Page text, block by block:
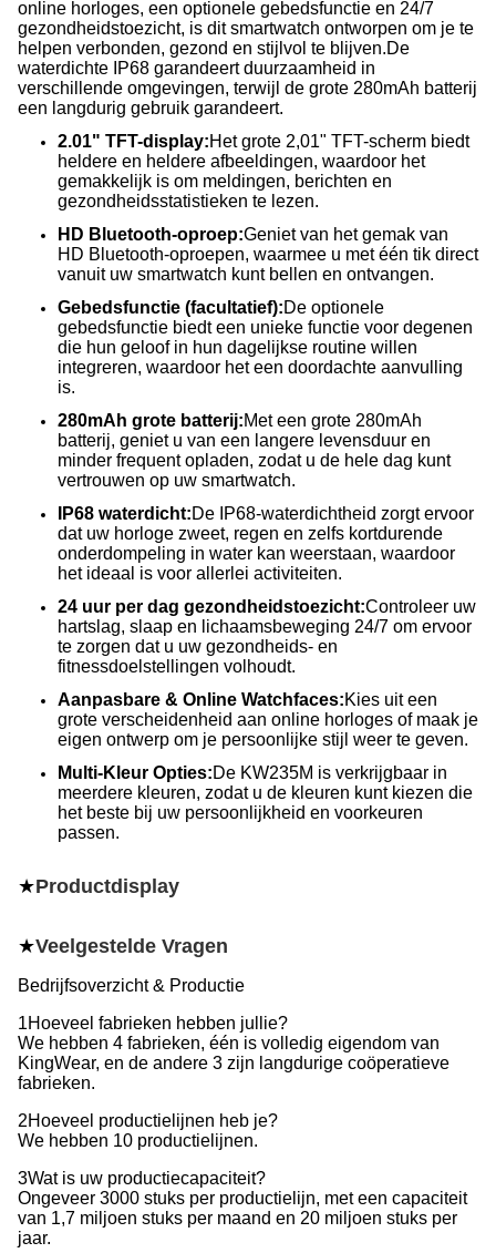
online horloges, een optionele gebedsfunctie en 24/7
gezondheidstoezicht, is dit smartwatch ontworpen om je te
helpen verbonden, gezond en stijlvol te blijven.De
waterdichte IP68 garandeert duurzaamheid in
verschillende omgevingen, terwijl de grote 280mAh batterij
een langdurig gebruik garandeert.
2.01" TFT-display:Het grote 2,01" TFT-scherm biedt
heldere en heldere afbeeldingen, waardoor het
gemakkelijk is om meldingen, berichten en
gezondheidsstatistieken te lezen.
HD Bluetooth-oproep:Geniet van het gemak van
HD Bluetooth-oproepen, waarmee u met één tik direct
vanuit uw smartwatch kunt bellen en ontvangen.
Gebedsfunctie (facultatief):De optionele
gebedsfunctie biedt een unieke functie voor degenen
die hun geloof in hun dagelijkse routine willen
integreren, waardoor het een doordachte aanvulling
is.
280mAh grote batterij:Met een grote 280mAh
batterij, geniet u van een langere levensduur en
minder frequent opladen, zodat u de hele dag kunt
vertrouwen op uw smartwatch.
IP68 waterdicht:De IP68-waterdichtheid zorgt ervoor
dat uw horloge zweet, regen en zelfs kortdurende
onderdompeling in water kan weerstaan, waardoor
het ideaal is voor allerlei activiteiten.
24 uur per dag gezondheidstoezicht:Controleer uw
hartslag, slaap en lichaamsbeweging 24/7 om ervoor
te zorgen dat u uw gezondheids- en
fitnessdoelstellingen volhoudt.
Aanpasbare & Online Watchfaces:Kies uit een
grote verscheidenheid aan online horloges of maak je
eigen ontwerp om je persoonlijke stijl weer te geven.
Multi-Kleur Opties:De KW235M is verkrijgbaar in
meerdere kleuren, zodat u de kleuren kunt kiezen die
het beste bij uw persoonlijkheid en voorkeuren
passen.
★Productdisplay
★Veelgestelde Vragen
Bedrijfsoverzicht & Productie
1Hoeveel fabrieken hebben jullie?
We hebben 4 fabrieken, één is volledig eigendom van
KingWear, en de andere 3 zijn langdurige coöperatieve
fabrieken.
2Hoeveel productielijnen heb je?
We hebben 10 productielijnen.
3Wat is uw productiecapaciteit?
Ongeveer 3000 stuks per productielijn, met een capaciteit
van 1,7 miljoen stuks per maand en 20 miljoen stuks per
jaar.